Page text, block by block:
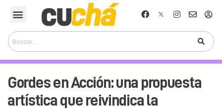
Gordes en Acción: una propuesta
artística que reivindica la